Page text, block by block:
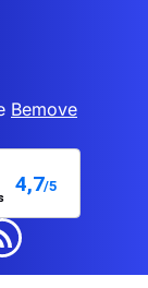
Bemove
4,7/5